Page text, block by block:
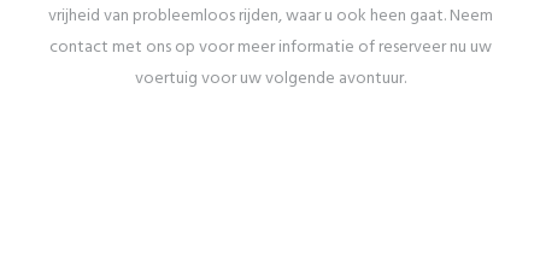
vrijheid van probleemloos rijden, waar u ook heen gaat. Neem
contact met ons op voor meer informatie of reserveer nu uw
voertuig voor uw volgende avontuur.